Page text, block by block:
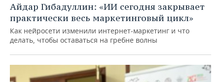
Айдар Гибадуллин: «ИИ сегодня закрывает
практически весь маркетинговый цикл»
Как нейросети изменили интернет-маркетинг и что
делать, чтобы оставаться на гребне волны